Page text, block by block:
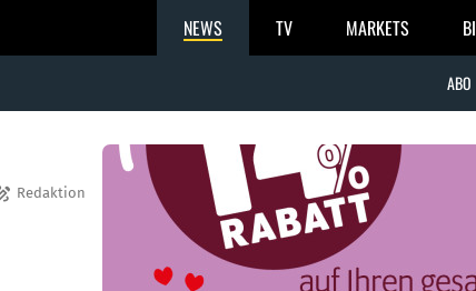
NEWS TV MARKETS
ABO
Redaktion